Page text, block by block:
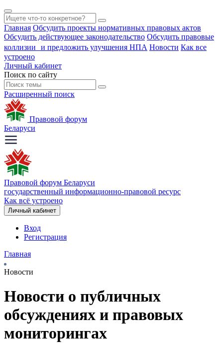
Главная Обсудить проекты нормативных правовых актов
Обсудить действующее законодательство Обсудить правовые
коллизии и предложить улучшения НПА Новости Как все
устроено
Личный кабинет
Поиск по сайту
Расширенный поиск
Правовой форум
Беларуси
Правовой форум Беларуси
государственный информационно-правовой ресурс
Как всё устроено
Личный кабинет
Вход
Регистрация
Главная
Новости
Новости о публичных
обсуждениях и правовых
мониторингах